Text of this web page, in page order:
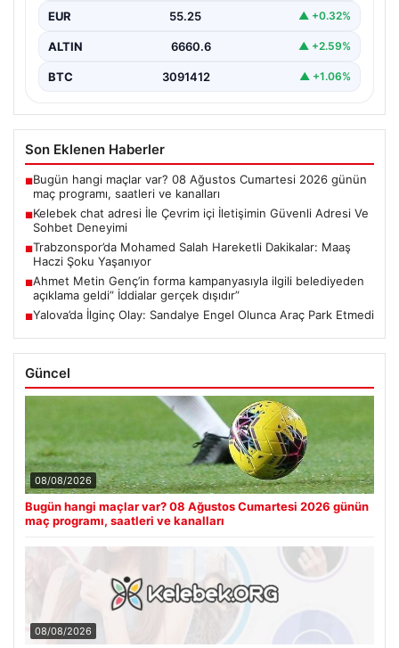
EUR 55.25 ▲ +0.32%
ALTIN 6660.6 ▲ +2.59%
BTC 3091412 ▲ +1.06%
Son Eklenen Haberler
■Bugün hangi maçlar var? 08 Ağustos Cumartesi 2026 günün
maç programı, saatleri ve kanalları
■Kelebek chat adresi İle Çevrim içi İletişimin Güvenli Adresi Ve
Sohbet Deneyimi
■Trabzonspor’da Mohamed Salah Hareketli Dakikalar: Maaş
Haczi Şoku Yaşanıyor
■Ahmet Metin Genç’in forma kampanyasıyla ilgili belediyeden
açıklama geldi” İddialar gerçek dışıdır”
■Yalova’da İlginç Olay: Sandalye Engel Olunca Araç Park Etmedi
Güncel
08/08/2026
Bugün hangi maçlar var? 08 Ağustos Cumartesi 2026 günün
maç programı, saatleri ve kanalları
08/08/2026